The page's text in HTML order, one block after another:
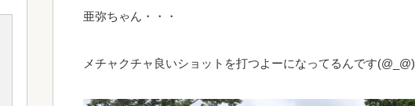
亜弥ちゃん・・・
メチャクチャ良いショットを打つよーになってるんです(@_@)